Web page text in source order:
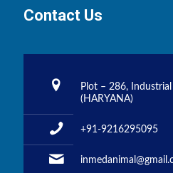
Contact Us
Plot – 286,
(HARYANA)
+91-9216295095